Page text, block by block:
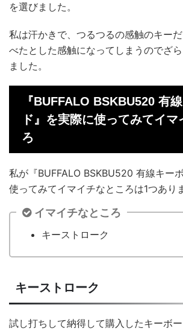
を選びました。
私は汗かきで、つるつるの感触のキー
べたとした感触になってしまうのでざ
ました。
『BUFFALO BSKBU520 有
ド』を実際に使ってみてイマ
ろ
私が『BUFFALO BSKBU520 有線キー
使ってみてイマイチなところは1つあり
イマイチなところ
キーストローク
キーストローク
試し打ちして納得して購入したキーボ